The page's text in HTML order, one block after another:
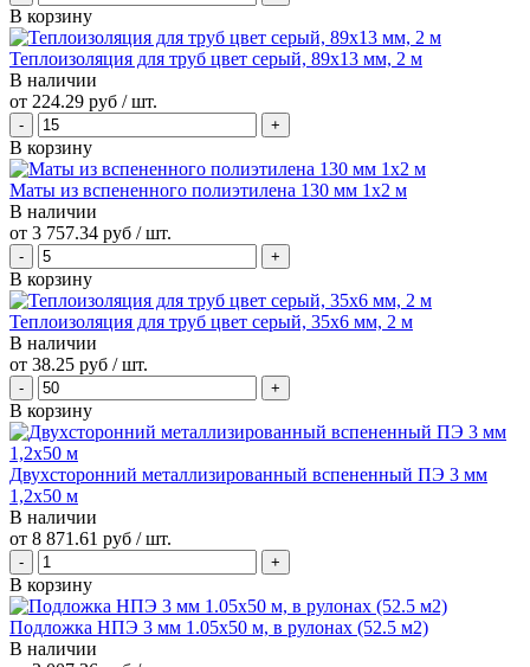
В корзину
Теплоизоляция для труб цвет серый, 89x13 мм, 2 м
В наличии
от 224.29 руб / шт.
В корзину
Маты из вспененного полиэтилена 130 мм 1x2 м
В наличии
от 3 757.34 руб / шт.
В корзину
Теплоизоляция для труб цвет серый, 35x6 мм, 2 м
В наличии
от 38.25 руб / шт.
В корзину
Двухсторонний металлизированный вспененный ПЭ 3 мм
1,2x50 м
В наличии
от 8 871.61 руб / шт.
В корзину
Подложка НПЭ 3 мм 1.05х50 м, в рулонах (52.5 м2)
В наличии